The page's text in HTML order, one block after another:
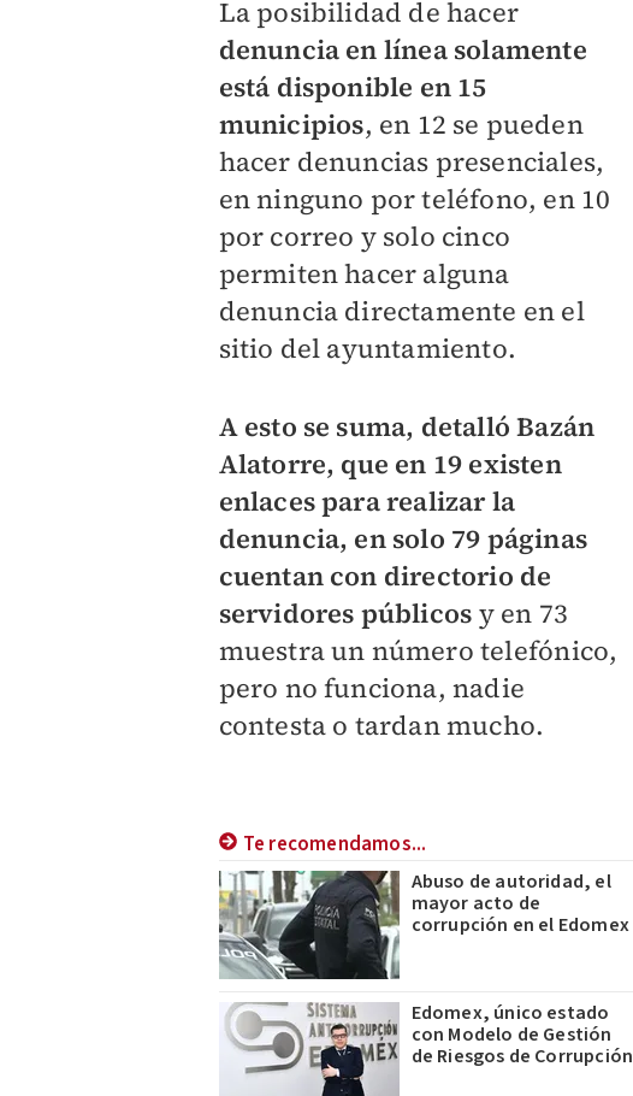
La posibilidad de hacer
denuncia en línea solamente
está disponible en 15
municipios, en 12 se pueden
hacer denuncias presenciales,
en ninguno por teléfono, en 10
por correo y solo cinco
permiten hacer alguna
denuncia directamente en el
sitio del ayuntamiento.
A esto se suma, detalló Bazán
Alatorre, que en 19 existen
enlaces para realizar la
denuncia, en solo 79 páginas
cuentan con directorio de
servidores públicos y en 73
muestra un número telefónico,
pero no funciona, nadie
contesta o tardan mucho.
Te recomendamos...
Abuso de autoridad, el
mayor acto de
corrupción en el Edomex
Edomex, único estado
con Modelo de Gestión
de Riesgos de Corrupción